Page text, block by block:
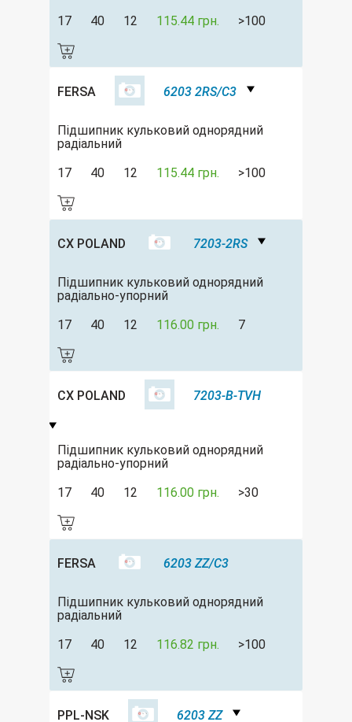
17
40 12 115.44 грн. >100
FERSA 6203 2RS/C3
Підшипник кульковий однорядний
радіальний
17
40 12 115.44 грн. >100
CX POLAND 7203-2RS
Підшипник кульковий однорядний
радіально-упорний
17
40 12 116.00 грн. 7
CX POLAND 7203-B-TVH
Підшипник кульковий однорядний
радіально-упорний
17
40 12 116.00 грн. >30
FERSA 6203 ZZ/C3
Підшипник кульковий однорядний
радіальний
17
40 12 116.82 грн. >100
PPL-NSK 6203 ZZ